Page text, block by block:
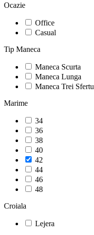
Ocazie
Office
Casual
Tip Maneca
Maneca Scurta
Maneca Lunga
Maneca Trei
Marime
34
36
38
40
42
44
46
48
Croiala
Lejera